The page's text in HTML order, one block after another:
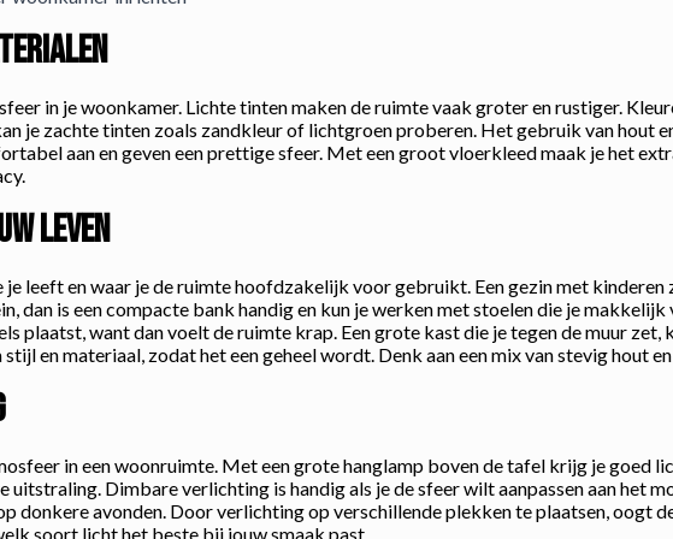
in je woonkamer. Lichte tinten maken de ruimte vaak groter en rustiger.
je zachte tinten zoals zandkleur of lichtgroen proberen. Het gebruik van hout
aan en geven een prettige sfeer. Met een groot vloerkleed maak je het
leven
je leeft en waar je de ruimte hoofdzakelijk voor gebruikt. Een gezin met
dan is een compacte bank handig en kun je werken met stoelen die je
plaatst, want dan voelt de ruimte krap. Een grote kast die je tegen de muur
en materiaal, zodat het een geheel wordt. Denk aan een mix van stevig hout
in een woonruimte. Met een grote hanglamp boven de tafel krijg je goed
uitstraling. Dimbare verlichting is handig als je de sfeer wilt aanpassen aan het
donkere avonden. Door verlichting op verschillende plekken te plaatsen, oogt
soort licht het beste bij jouw smaak past.